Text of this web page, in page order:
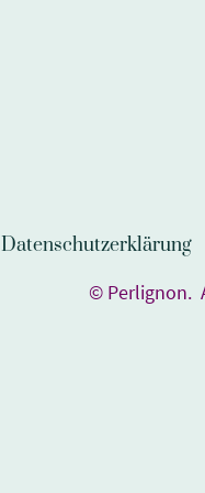
Datenschutzerklärung
© Perlignon.